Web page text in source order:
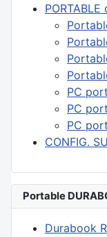
PC
PC
PC
CONFIG.
Portable
Durabook